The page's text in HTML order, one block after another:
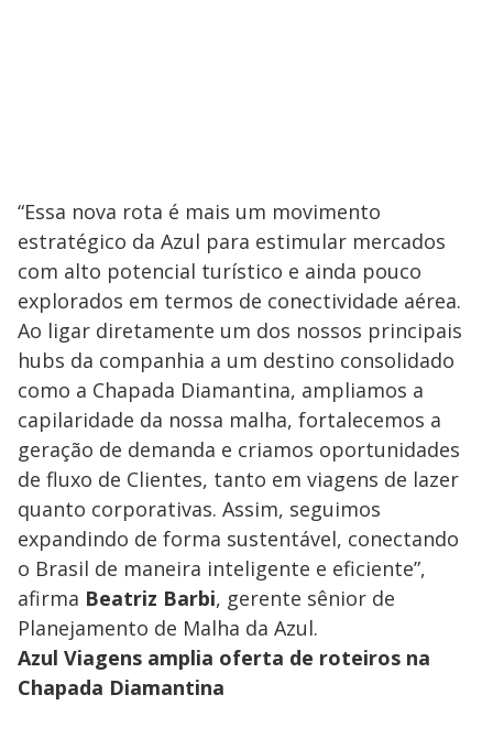
“Essa nova rota é mais um movimento
estratégico da Azul para estimular mercados
com alto potencial turístico e ainda pouco
explorados em termos de conectividade aérea.
Ao ligar diretamente um dos nossos principais
hubs da companhia a um destino consolidado
como a Chapada Diamantina, ampliamos a
capilaridade da nossa malha, fortalecemos a
geração de demanda e criamos oportunidades
de fluxo de Clientes, tanto em viagens de lazer
quanto corporativas. Assim, seguimos
expandindo de forma sustentável, conectando
o Brasil de maneira inteligente e eficiente”,
afirma Beatriz Barbi, gerente sênior de
Planejamento de Malha da Azul.
Azul Viagens amplia oferta de roteiros na
Chapada Diamantina